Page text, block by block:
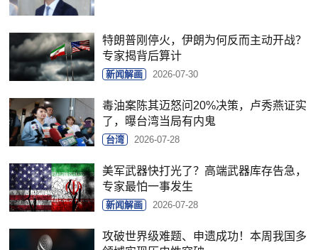
特朗普刚停火，伊朗为何反而主动开战？
专家揭背后算计
新闻解画 2026-07-30
毒油案陈其迈怒问20%决策，卢秀燕证实
了，曝台湾当局有内鬼
台湾 2026-07-28
美军武器快打光了？高端武器库存告急，
专家最怕一事发生
新闻解画 2026-07-28
攻破世界级难题、申遗成功！本周我国多